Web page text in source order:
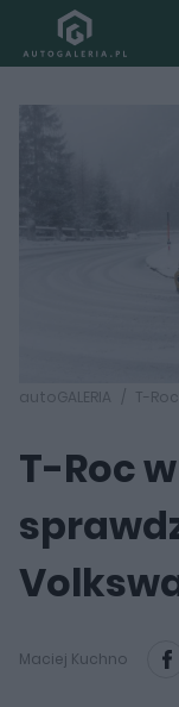
autoGALERIA
T-Roc
Maciej Kuchno